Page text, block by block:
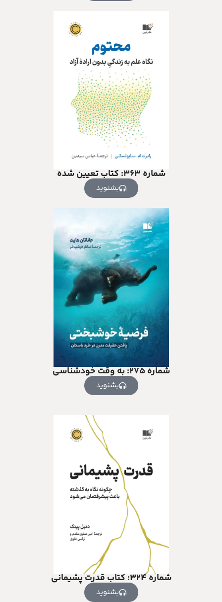
شماره ۳۶۳: کتاب تعیین شده
بشنوید
شماره ۲۷۵: به وقت خودشناسی
بشنوید
شماره ۳۲۴: کتاب قدرت پشیمانی
بشنوید